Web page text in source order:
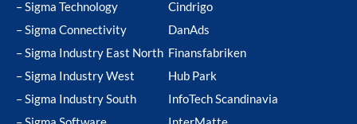
– Sigma Technology
– Sigma Connectivity
– Sigma Industry East North
– Sigma Industry West
– Sigma Industry South
Cindrigo
DanAds
Finansfabriken
Hub Park
InfoTech Scandinavia